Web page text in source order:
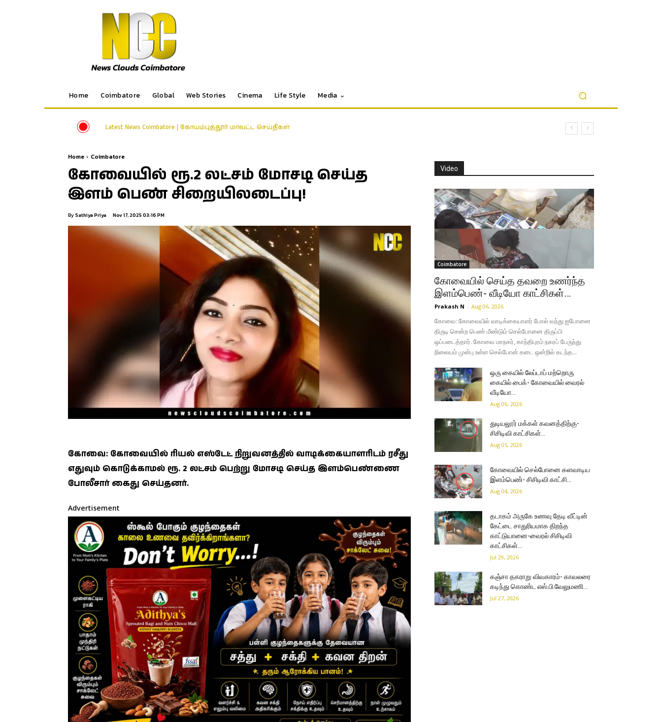
Home Coimbatore Global Web Stories Cinema Life Style Media
Latest News Coimbatore | கோயம்புத்தூர் மாவட்ட செய்திகள்
Home Coimbatore
கோவையில் ரூ.2 லட்சம் மோசடி செய்த
இளம் பெண் சிறையிலடைப்பு!
By Sathiya Priya Nov 17, 2025 03:16 PM
கோவை: கோவையில் ரியல் எஸ்டேட் நிறுவனத்தில் வாடிக்கையாளரிடம் ரசீது
எதுவும் கொடுக்காமல் ரூ. 2 லட்சம் பெற்று மோசடி செய்த இளம்பெண்ணை
போலீசார் கைது செய்தனர்.
Advertisement
Video
Coimbatore
கோவையில் செய்த தவறை உணர்ந்த
இளம்பெண்- வீடியோ காட்சிகள்…
Prakash N - Aug 06, 2026
கோவை: கோவையில் வாடிக்கையாளர் போல் வந்து ஐபோனை
திருடி சென்ற பெண் மீண்டும் செல்போனை திருப்பி
ஒப்படைத்தார். கோவை மாநகர், காந்திபுரம் நகரப் பேருந்து
நிலையம் முன்பு உள்ள செல்போன் கடை ஒன்றில் கடந்த...
ஒரு கையில் லேப்டாப் மற்றொரு
கையில் பைக்- கோவையில் வைரல்
வீடியோ…
Aug 06, 2026
துடியலூர் மக்கள் கவனத்திற்கு-
சிசிடிவி காட்சிகள்…
Aug 05, 2026
கோவையில் செல்போனை களவாடிய
இளம்பெண்- சிசிடிவி காட்சி…
Aug 04, 2026
தடாகம் அருகே உணவு தேடி வீட்டின்
கேட்டை சாதுரியமாக திறந்த
காட்டுயானை-வைரல் சிசிடிவி
காட்சிகள்…
Jul 29, 2026
கஞ்சா தகராறு விவகாரம்- காவலரை
கடிந்து கொண்ட எஸ்.பி.வேலுமணி…
Jul 27, 2026